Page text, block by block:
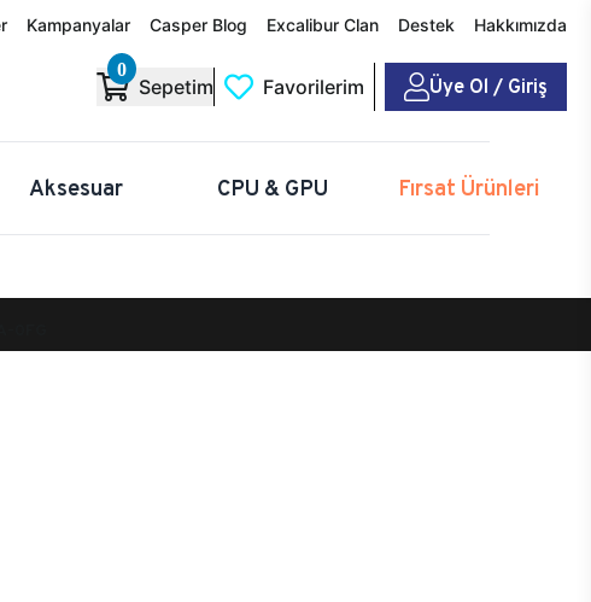
Kampanyalar Casper Blog Excalibur Clan Destek Hakkımızda
0
Sepetim Favorilerim Üye Ol / Giriş
Aksesuar CPU & GPU Fırsat Ürünleri